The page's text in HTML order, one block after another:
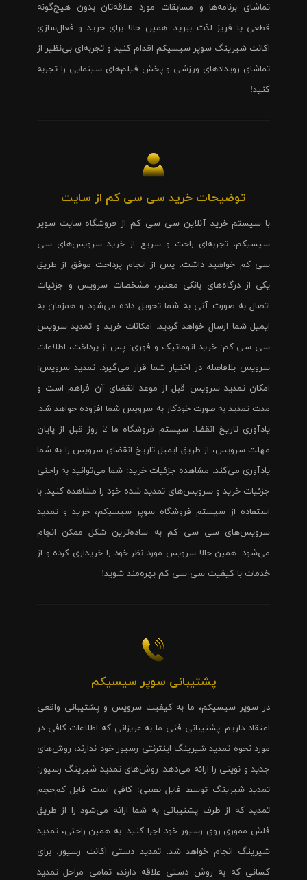
تماشای برنامه‌ها و مسابقات مورد علاقه‌تان بدون هیچ‌گونه
قطعی یا فریز لذت ببرید. همین حالا برای خرید و فعال‌سازی
اکانت شیرینگ سوپر سیسیکم اقدام کنید و تجربه‌ای بی‌نظیر از
تماشای رویدادهای ورزشی و پخش فیلم‌های سینمایی را تجربه
کنید!
توضیحات خرید سی سی کم از سایت
با سیستم خرید آنلاین سی سی کم از فروشگاه سایت سوپر
سیسیکم، تجربه‌ای راحت و سریع از خرید سرویس‌های سی
سی کم خواهید داشت. پس از انجام پرداخت موفق از طریق
یکی از درگاه‌های بانکی معتبر، مشخصات سرویس و جزئیات
اتصال به صورت آنی به شما تحویل داده می‌شود و همزمان به
ایمیل شما ارسال خواهد گردید. امکانات خرید و تمدید سرویس
سی سی کم: خرید اتوماتیک و فوری: پس از پرداخت، اطلاعات
سرویس بلافاصله در اختیار شما قرار می‌گیرد. تمدید سرویس:
امکان تمدید سرویس قبل از موعد انقضای آن فراهم است و
مدت تمدید به صورت خودکار به سرویس شما افزوده خواهد شد.
یادآوری تاریخ انقضا: سیستم فروشگاه ما 2 روز قبل از پایان
مهلت سرویس، از طریق ایمیل تاریخ انقضای سرویس را به شما
یادآوری می‌کند. مشاهده جزئیات خرید: شما می‌توانید به راحتی
جزئیات خرید و سرویس‌های تمدید شده خود را مشاهده کنید. با
استفاده از سیستم فروشگاه سوپر سیسیکم، خرید و تمدید
سرویس‌های سی سی کم به ساده‌ترین شکل ممکن انجام
می‌شود. همین حالا سرویس مورد نظر خود را خریداری کرده و از
خدمات با کیفیت سی سی کم بهره‌مند شوید!
پشتیبانی سوپر سیسیکم
در سوپر سیسیکم، ما به کیفیت سرویس و پشتیبانی واقعی
اعتقاد داریم. پشتیبانی فنی ما به عزیزانی که اطلاعات کافی در
مورد نحوه تمدید شیرینگ اینترنتی رسیور خود ندارند، روش‌های
جدید و نوینی را ارائه می‌دهد. روش‌های تمدید شیرینگ رسیور:
تمدید شیرینگ توسط فایل نصبی: کافی است فایل کم‌حجم
تمدید که از طرف پشتیبانی به شما ارائه می‌شود را از طریق
فلش مموری روی رسیور خود اجرا کنید. به همین راحتی، تمدید
شیرینگ انجام خواهد شد. تمدید دستی اکانت رسیور: برای
کسانی که به روش دستی علاقه دارند، تمامی مراحل تمدید